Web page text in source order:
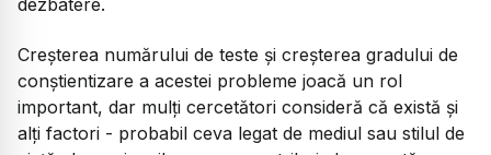
Creșterea numărului de teste și creșterea gradului de
conștientizare a acestei probleme joacă un rol
important, dar mulți cercetători consideră că există și
alți factori - probabil ceva legat de mediul sau stilul de